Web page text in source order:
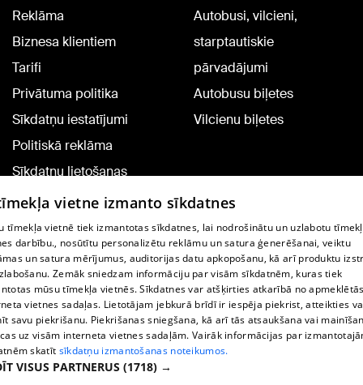
Reklāma
Biznesa klientiem
Tarifi
Privātuma politika
Sīkdatņu iestatījumi
Politiskā reklāma
Sīkdatņu lietošanas
noteikumi
Komentāru pievienošana
Autobusi, vilcieni,
starptautiskie
pārvadājumi
Autobusu biļetes
Vilcienu biļetes
TV programma
Līguma noteikumi
360 Ziņu kontakti
Helio Media
Portāla palīdzības dienests: e-pasts -
vietne izmanto sīkdatnes
tīmekļa vietnē tiek izmantotas sīkdatnes, lai nodrošinātu un uzlabotu
darbību., nosūtītu personalizētu reklāmu un satura ģenerēšanai, veiktu
un satura mērījumus, auditorijas datu apkopošanu, kā arī produktu
Zemāk sniedzam informāciju par visām sīkdatnēm, kuras tiek
mūsu tīmekļa vietnēs. Sīkdatnes var atšķirties atkarībā no
vietnes sadaļas. Lietotājam jebkurā brīdī ir iespēja piekrist, atteikties
savu piekrišanu. Piekrišanas sniegšana, kā arī tās atsaukšana vai
uz visām interneta vietnes sadaļām. Vairāk informācijas par
skatīt sīkdatņu izmantošanas noteikumos.
VISUS PARTNERUS (1718) →